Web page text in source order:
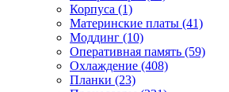
Корпуса (1)
Материнские платы (41)
Моддинг (10)
Оперативная память (59)
Охлаждение (408)
Планки (23)